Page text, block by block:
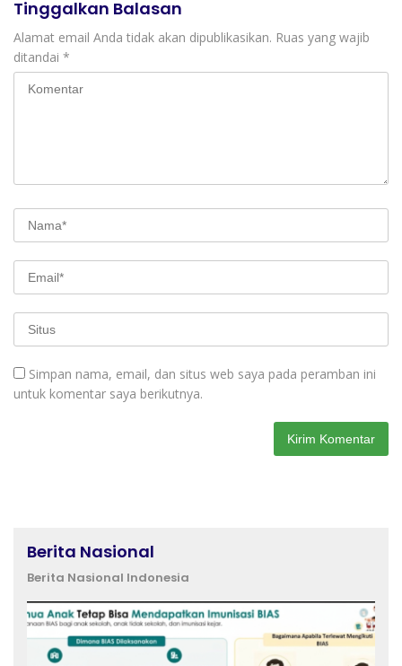
Tinggalkan Balasan
Alamat email Anda tidak akan dipublikasikan. Ruas yang wajib
ditandai *
Simpan nama, email, dan situs web saya pada peramban ini
untuk komentar saya berikutnya.
Berita Nasional
Berita Nasional Indonesia